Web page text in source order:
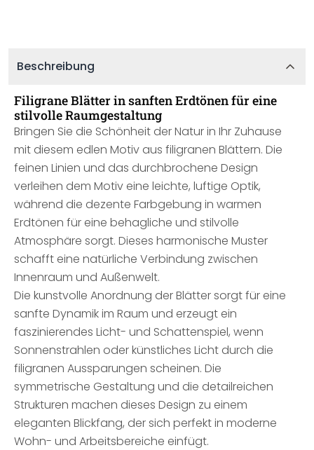
Beschreibung
Filigrane Blätter in sanften Erdtönen für eine
stilvolle Raumgestaltung
Bringen Sie die Schönheit der Natur in Ihr Zuhause
mit diesem edlen Motiv aus filigranen Blättern. Die
feinen Linien und das durchbrochene Design
verleihen dem Motiv eine leichte, luftige Optik,
während die dezente Farbgebung in warmen
Erdtönen für eine behagliche und stilvolle
Atmosphäre sorgt. Dieses harmonische Muster
schafft eine natürliche Verbindung zwischen
Innenraum und Außenwelt.
Die kunstvolle Anordnung der Blätter sorgt für eine
sanfte Dynamik im Raum und erzeugt ein
faszinierendes Licht- und Schattenspiel, wenn
Sonnenstrahlen oder künstliches Licht durch die
filigranen Aussparungen scheinen. Die
symmetrische Gestaltung und die detailreichen
Strukturen machen dieses Design zu einem
eleganten Blickfang, der sich perfekt in moderne
Wohn- und Arbeitsbereiche einfügt.